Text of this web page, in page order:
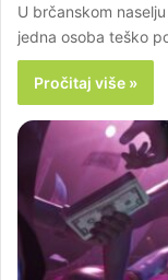
U brčanskom
jedna osoba teško
Pročitaj više »